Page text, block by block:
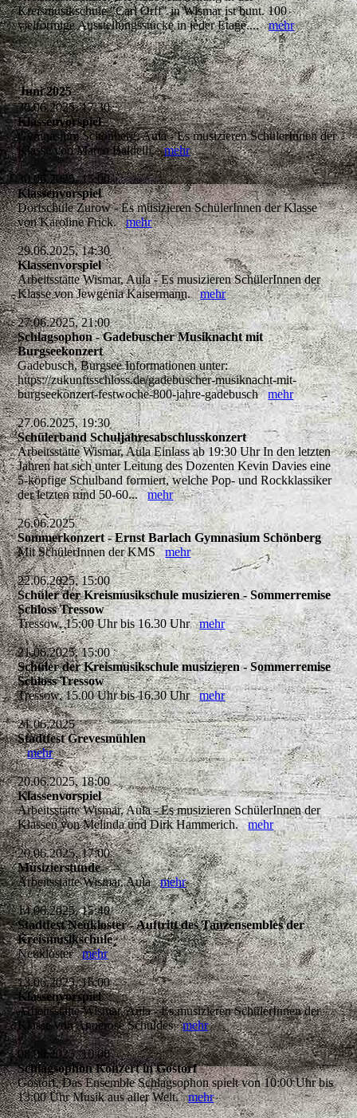
Kreismusikschule "Carl Orff" in Wismar ist bunt. 100
vielförmige Ausstellungsstücke in jeder Etage....mehr
Juni 2025
30.06.2025, 17:30
Klassenvorspiel
Gymnasium Schönberg, Aula - Es musizieren SchülerInnen der
Klasse von Marco Baldelli.mehr
30.06.2025, 15:00
Klassenvorspiel
Dorfschule Zurow - Es musizieren SchülerInnen der Klasse
von Karoline Frick.mehr
29.06.2025, 14:30
Klassenvorspiel
Arbeitsstätte Wismar, Aula - Es musizieren SchülerInnen der
Klasse von Jewgenia Kaisermann.mehr
27.06.2025, 21:00
Schlagsophon - Gadebuscher Musiknacht mit
Burgseekonzert
Gadebusch, Burgsee Informationen unter:
https://zukunftsschloss.de/gadebuscher-musiknacht-mit-
burgseekonzert-festwoche-800-jahre-gadebuschmehr
27.06.2025, 19:30
Schülerband Schuljahresabschlusskonzert
Arbeitsstätte Wismar, Aula Einlass ab 19:30 Uhr In den letzten
Jahren hat sich unter Leitung des Dozenten Kevin Davies eine
5-köpfige Schulband formiert, welche Pop- und Rockklassiker
der letzten rund 50-60...mehr
26.06.2025
Sommerkonzert - Ernst Barlach Gymnasium Schönberg
Mit SchülerInnen der KMSmehr
22.06.2025, 15:00
Schüler der Kreismusikschule musizieren - Sommerremise
Schloss Tressow
Tressow, 15:00 Uhr bis 16.30 Uhrmehr
21.06.2025, 15:00
Schüler der Kreismusikschule musizieren - Sommerremise
Schloss Tressow
Tressow, 15.00 Uhr bis 16.30 Uhrmehr
21.06.2025
Stadtfest Grevesmühlen
mehr
20.06.2025, 18:00
Klassenvorspiel
Arbeitsstätte Wismar, Aula - Es musizieren SchülerInnen der
Klassen von Melinda und Dirk Hammerich.mehr
20.06.2025, 17:00
Musizierstunde
Arbeitsstätte Wismar, Aulamehr
14.06.2025, 15:40
Stadtfest Neukloster - Auftritt des Tanzensembles der
Kreismusikschule
Neuklostermehr
13.06.2025, 16:00
Klassenvorspiel
Arbeitsstätte Wismar, Aula - Es musizieren SchülerInnen der
Klasse von Annerose Schuldesmehr
08.06.2025, 10:00
Schlagsophon Konzert in Gostorf
Gostorf, Das Ensemble Schlagsophon spielt von 10:00 Uhr bis
13:00 Uhr Musik aus aller Welt.mehr